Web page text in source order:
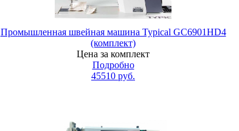
Промышленная швейная машина Typical GC6901HD4
(комплект)
Цена за комплект
Подробно
45510 руб.